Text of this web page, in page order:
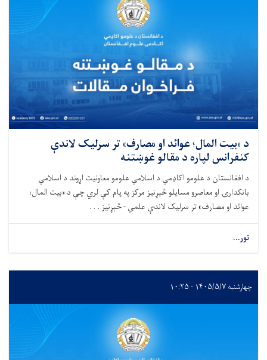
د «بیت المال؛ عوائد او مصارف» تر سرلیک لاندې
کنفرانس لپاره د مقالو غوښتنه
د افغانستان د علومو اکاډمي د اسلامي علومو معاونیت اړوند د اسلامي
بانکدارۍ او معاصرو مسایلو څېړنیز مرکز په پام کې لري چې د «بیت المال؛
عوائد او مصارف» تر سرلیک لاندې علمي - څېړنیز . . .
نور...
چهارشنبه ۱۴۰۵/۵/۷ - ۱۰:۲۵